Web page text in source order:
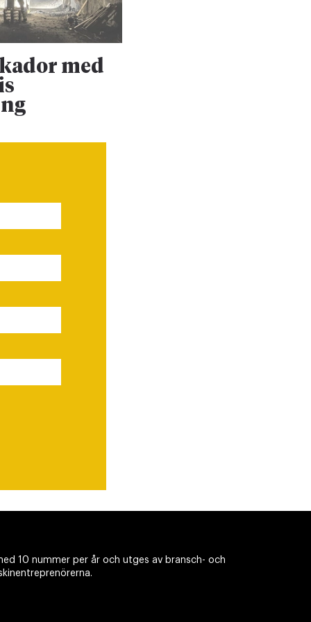
med
10 nummer per år och utges av bransch- och